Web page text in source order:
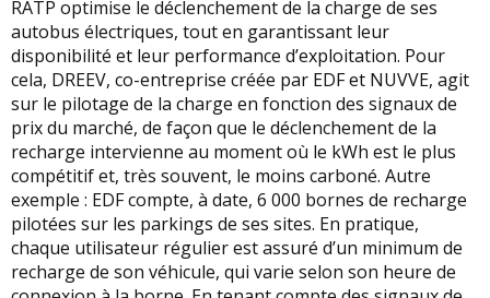
RATP optimise le déclenchement de la charge de ses
autobus électriques, tout en garantissant leur
disponibilité et leur performance d’exploitation. Pour
cela, DREEV, co-entreprise créée par EDF et NUVVE, agit
sur le pilotage de la charge en fonction des signaux de
prix du marché, de façon que le déclenchement de la
recharge intervienne au moment où le kWh est le plus
compétitif et, très souvent, le moins carboné. Autre
exemple : EDF compte, à date, 6 000 bornes de recharge
pilotées sur les parkings de ses sites. En pratique,
chaque utilisateur régulier est assuré d’un minimum de
recharge de son véhicule, qui varie selon son heure de